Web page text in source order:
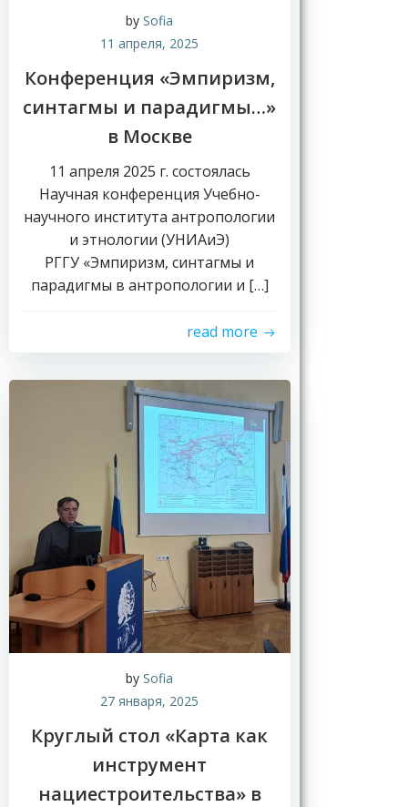
bySofia
11 апреля, 2025
Конференция «Эмпиризм,
синтагмы и парадигмы…»
в Москве
11 апреля 2025 г. состоялась
Научная конференция Учебно-
научного института антропологии
и этнологии (УНИАиЭ)
РГГУ «Эмпиризм, синтагмы и
парадигмы в антропологии и […]
read more
bySofia
27 января, 2025
Круглый стол «Карта как
инструмент
нациестроительства» в